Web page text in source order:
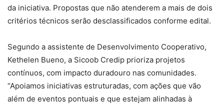
da iniciativa. Propostas que não atenderem a mais de dois
critérios técnicos serão desclassificados conforme edital.
Segundo a assistente de Desenvolvimento Cooperativo,
Kethelen Bueno, a Sicoob Credip prioriza projetos
contínuos, com impacto duradouro nas comunidades.
“Apoiamos iniciativas estruturadas, com ações que vão
além de eventos pontuais e que estejam alinhadas à